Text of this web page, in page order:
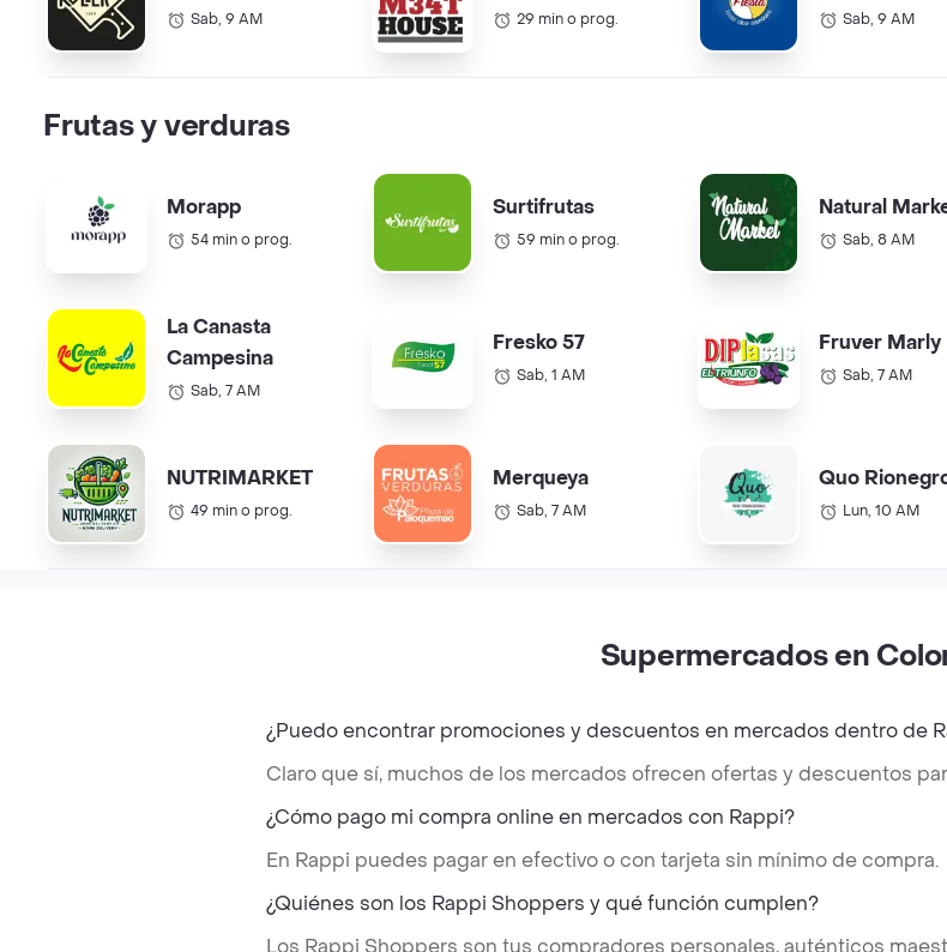
Sab, 9 AM 29 min o prog. Sab, 9 AM
Frutas y verduras
Morapp
54 min o prog.
La Canasta
Campesina
Sab, 7 AM
NUTRIMARKET
49 min o prog.
Surtifrutas
59 min o prog.
Fresko 57
Sab, 1 AM
Merqueya
Sab, 7 AM
Natural
Sab, 8 AM
Fruver Marly
Sab, 7 AM
Quo
Lun, 10 AM
Supermercados en
¿Puedo encontrar promociones y descuentos en mercados dentro de
Claro que sí, muchos de los mercados ofrecen ofertas y descuentos
¿Cómo pago mi compra online en mercados con Rappi?
En Rappi puedes pagar en efectivo o con tarjeta sin mínimo de compra.
¿Quiénes son los Rappi Shoppers y qué función cumplen?
Los Rappi Shoppers son tus compradores personales, auténticos